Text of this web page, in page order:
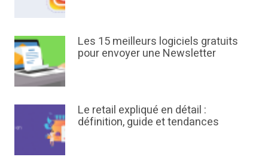
Les 15 meilleurs logiciels gratuits
pour envoyer une Newsletter
Le retail expliqué en détail :
définition, guide et tendances